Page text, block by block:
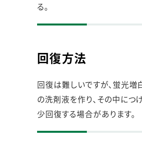
る。
回復方法
回復は難しいですが、蛍光増
の洗剤液を作り、その中につ
少回復する場合があります。